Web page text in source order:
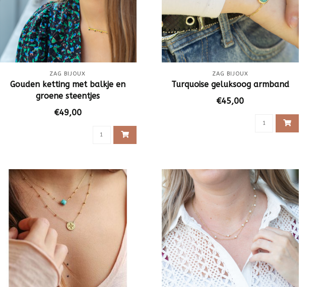
ZAG BIJOUX
Gouden ketting met balkje en
groene steentjes
€49,00
ZAG BIJOUX
Turquoise geluksoog armband
€45,00